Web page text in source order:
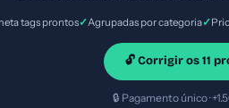
tags prontos✓Agrupadas por categoria✓
🔓 Corrigir os 11
🔒 Pagamento único ·